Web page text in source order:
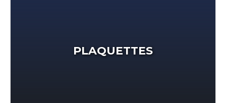
PLAQUETTES